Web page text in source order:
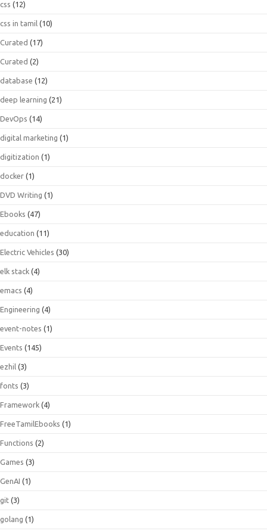
css (12)
css in tamil (10)
Curated (17)
Curated (2)
database (12)
deep learning (21)
DevOps (14)
digital marketing (1)
digitization (1)
docker (1)
DVD Writing (1)
Ebooks (47)
education (11)
Electric Vehicles (30)
elk stack (4)
emacs (4)
Engineering (4)
event-notes (1)
Events (145)
ezhil (3)
fonts (3)
Framework (4)
FreeTamilEbooks (1)
Functions (2)
Games (3)
GenAI (1)
git (3)
golang (1)